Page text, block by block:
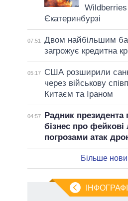
Wildberries
Єкатеринбурзі
07:51 Двом найбільшим
загрожує кредитна
05:17
США розширили
через військову
Китаєм та Іраном
04:57
Радник президента
бізнес про фейкові
погрозами атак
Більше